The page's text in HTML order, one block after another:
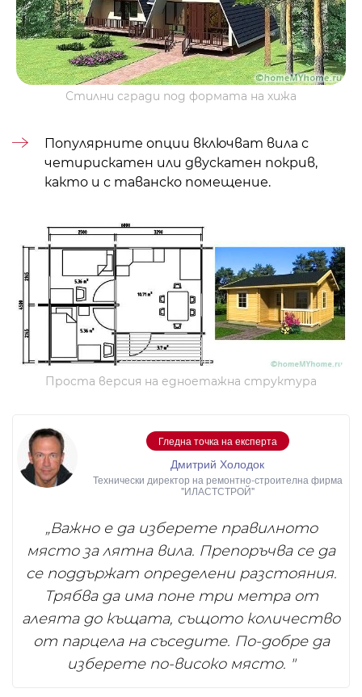
Стилни сгради под формата на хижа
Популярните опции включват вила с
четирискатен или двускатен покрив,
както и с таванско помещение.
Проста версия на едноетажна структура
Гледна точка на експерта
Дмитрий Холодок
Технически директор на ремонтно-строителна фирма
"ИЛАСТСТРОЙ"
„Важно е да изберете правилното
място за лятна вила. Препоръчва се да
се поддържат определени разстояния.
Трябва да има поне три метра от
алеята до къщата, същото количество
от парцела на съседите. По-добре да
изберете по-високо място. "